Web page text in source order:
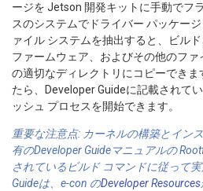
ージを Jetson 開発キットに手動でフ
スのシステムでドライバー パッケー
ァイル システムを抽出すると、ビル
ファームウェア、およびその他のフ
の適切なディレクトリにコピーでき
たら、Developer Guideに記載されて
ッシュ プロセスを開始できます。
重要な注意点: カーネルの構築とイン
有のDeveloper Guideマニュアルの
されているビルド コマンドに従って
Guideは、e-con のDeveloper Resources